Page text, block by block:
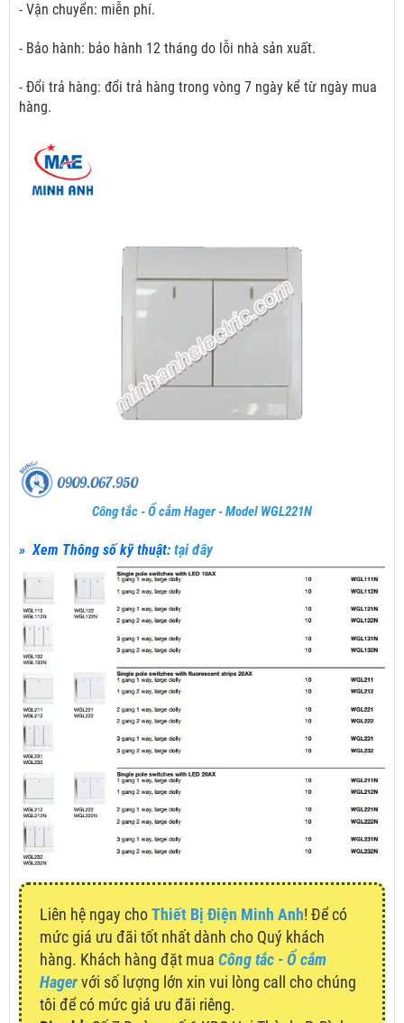
- Vận chuyển: miễn phí.
- Bảo hành: bảo hành 12 tháng do lỗi nhà sản xuất.
- Đổi trả hàng: đổi trả hàng trong vòng 7 ngày kể từ ngày mua
hàng.
Công tắc - Ổ cắm Hager - Model WGL221N
» Xem Thông số kỹ thuật: tại đây
Liên hệ ngay choThiết Bị Điện Minh Anh! Để có
mức giá ưu đãi tốt nhất dành cho Quý khách
hàng. Khách hàng đặt mua Công tắc - Ổ cắm
Hagervới số lượng lớn xin vui lòng call cho chúng
tôi để có mức giá ưu đãi riêng.